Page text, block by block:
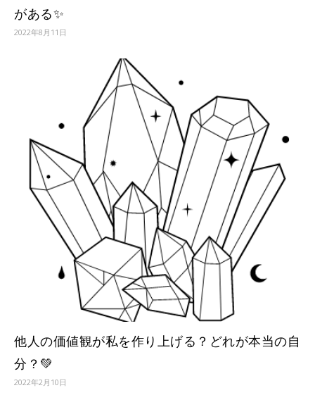
がある✨
2022年8月11日
他人の価値観が私を作り上げる？どれが本当の自
分？💚
2022年2月10日